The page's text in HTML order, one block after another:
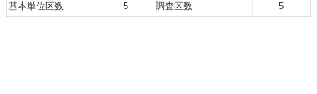
基本単位区数 5 調査区数 5